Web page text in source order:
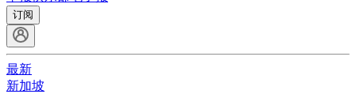
订阅
最新
新加坡